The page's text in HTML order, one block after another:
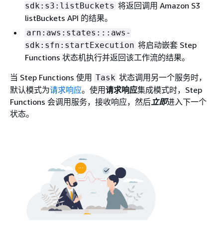
sdk:s3:listBuckets 将返回调用 Amazon S3
listBuckets API 的结果。
arn:aws:states:::aws-
sdk:sfn:startExecution 将启动嵌套 Step
Functions 状态机执行并返回该工作流的结果。
当 Step Functions 使用 Task 状态调用另一个服务时，
默认模式为请求响应。使用请求响应集成模式时，Step
Functions 会调用服务，接收响应，然后立即进入下一个
状态。